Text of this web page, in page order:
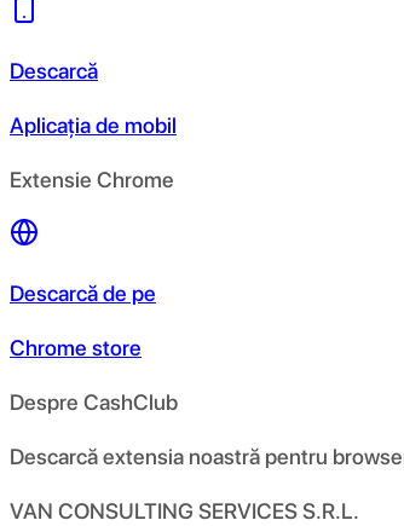
Descarcă
Aplicația de mobil
Extensie Chrome
Descarcă de pe
Chrome store
Despre CashClub
Descarcă extensia noastră pentru
VAN CONSULTING SERVICES S.R.L.